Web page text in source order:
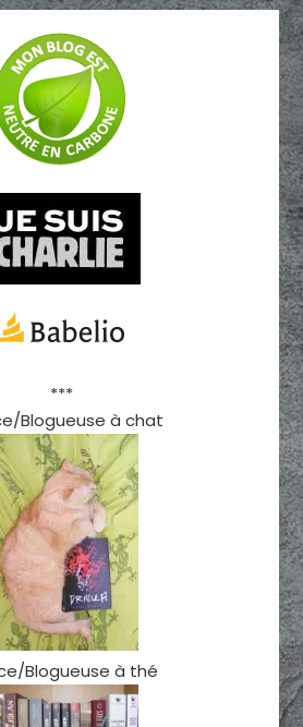
***
Blogueuse à chat
Blogueuse à thé